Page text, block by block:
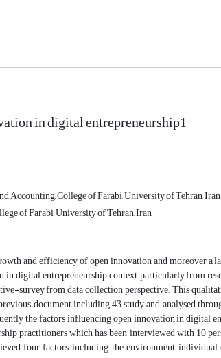
in digital entrepreneurship1
Accounting, College of Farabi, University of Tehran, Iran
of Farabi, University of Tehran, Iran
and efficiency of open innovation and moreover a
digital entrepreneurship context, particularly from
survey from data collection perspective. This
document including 43 study and analysed
the factors influencing open innovation in digital
practitioners which has been interviewed with 10
four factors, including the environment,